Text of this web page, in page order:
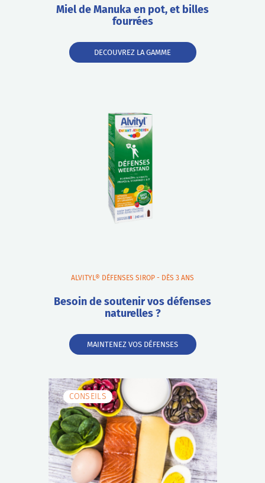
Miel de Manuka en pot, et billes
fourrées
DECOUVREZ LA GAMME
ALVITYL® DÉFENSES SIROP - DÈS 3 ANS
Besoin de soutenir vos défenses
naturelles ?
MAINTENEZ VOS DÉFENSES
CONSEILS